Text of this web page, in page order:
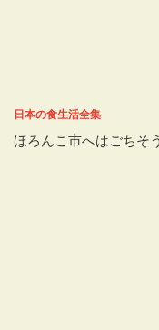
日本の食生活全集
ほろんこ市へはごち